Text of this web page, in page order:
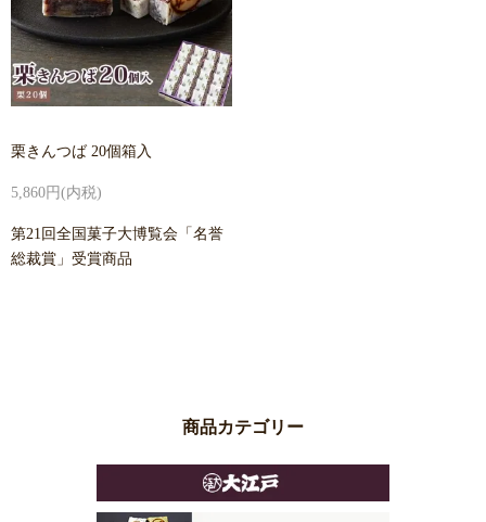
栗きんつば 20個箱入
5,860円(内税)
第21回全国菓子大博覧会「名誉
総裁賞」受賞商品
商品カテゴリー